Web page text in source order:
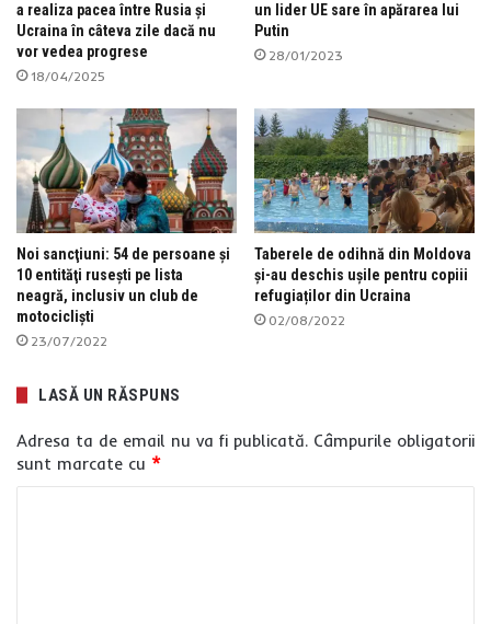
a realiza pacea între Rusia și
Ucraina în câteva zile dacă nu
vor vedea progrese
18/04/2025
un lider UE sare în apărarea lui
Putin
28/01/2023
Noi sancţiuni: 54 de persoane şi
10 entităţi ruseşti pe lista
neagră, inclusiv un club de
motociclişti
23/07/2022
Taberele de odihnă din Moldova
și-au deschis ușile pentru copiii
refugiaților din Ucraina
02/08/2022
LASĂ UN RĂSPUNS
Adresa ta de email nu va fi publicată. Câmpurile obligatorii
sunt marcate cu *